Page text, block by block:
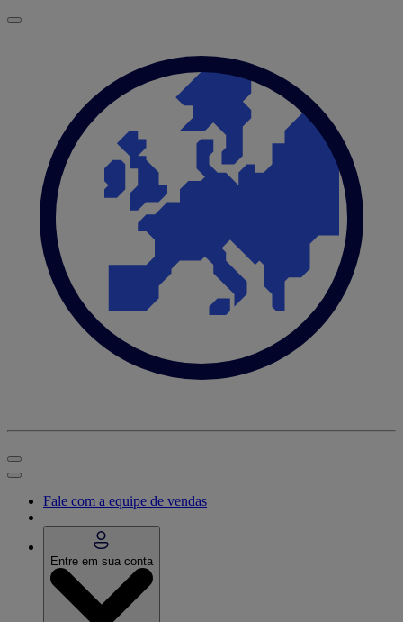
Fale com a equipe de vendas
Entre em sua conta